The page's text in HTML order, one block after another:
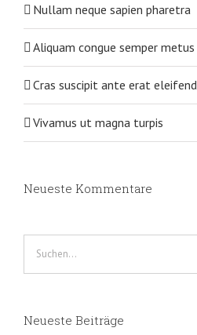
Nullam neque sapien pharetra
Aliquam congue semper metus
Cras suscipit ante erat eleifend
Vivamus ut magna turpis
Neueste Kommentare
Neueste Beiträge